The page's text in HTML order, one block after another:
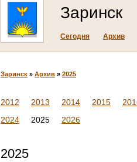
Заринск
Сегодня Архив
Заринск » Архив » 2025
2012 2013 2014 2015
2024
2025 2026
2025